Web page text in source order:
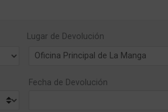
Lugar de Devolución
Fecha de Devolución